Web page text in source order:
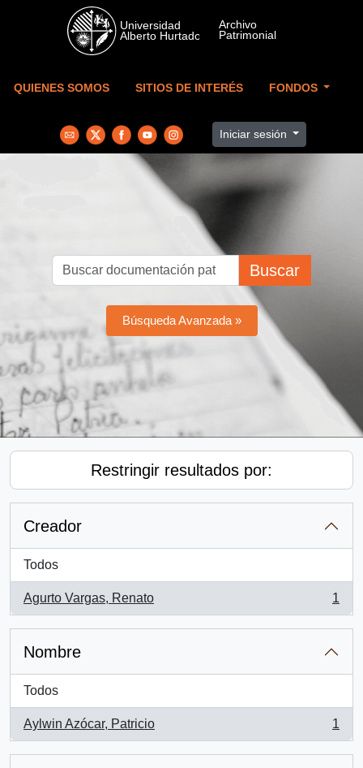
Skip to main content
QUIENES SOMOS SITIOS DE INTERÉS FONDOS
Iniciar sesión
Buscar
Búsqueda Avanzada »
Restringir resultados por:
Creador
Todos
Agurto Vargas, Renato
, 1 resultados
1
Nombre
Todos
Aylwin Azócar, Patricio
, 1 resultados
1